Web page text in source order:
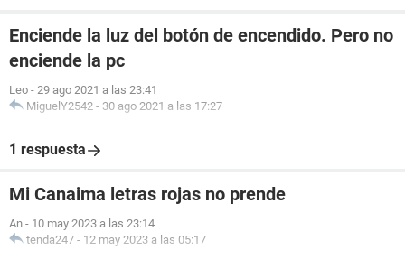
Enciende la luz del botón de encendido. Pero no
enciende la pc
Leo - 29 ago 2021 a las 23:41
MiguelY2542 - 30 ago 2021 a las 17:27
1 respuesta
Mi Canaima letras rojas no prende
An - 10 may 2023 a las 23:14
tenda247 - 12 may 2023 a las 05:17